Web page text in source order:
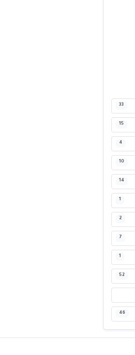
33
15
4
10
14
1
2
7
1
52
46